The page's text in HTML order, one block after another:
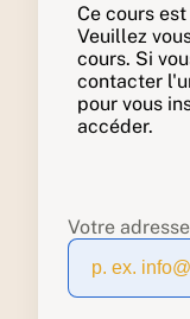
Ce cours
Veuillez
cours. Si
contacter
pour vous
accéder.
Votre